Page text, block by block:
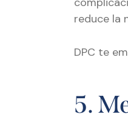
reduce la
DPC te
5.